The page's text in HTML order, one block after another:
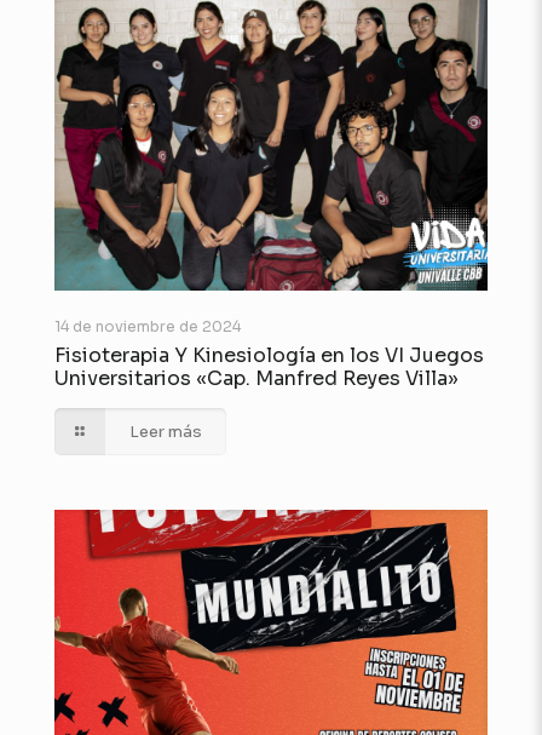
14 de noviembre de 2024
Fisioterapia Y Kinesiología en los VI Juegos
Universitarios «Cap. Manfred Reyes Villa»
Leer más